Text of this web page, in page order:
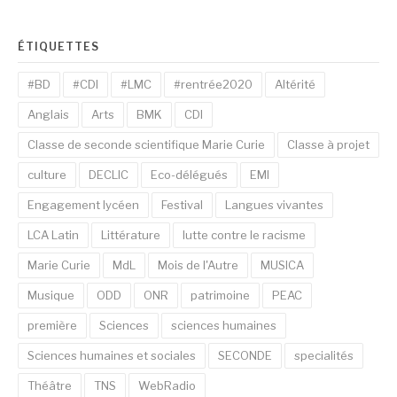
ÉTIQUETTES
#BD #CDI #LMC #rentrée2020 Altérité
Anglais Arts BMK CDI
Classe de seconde scientifique Marie Curie Classe à projet
culture DECLIC Eco-délégués EMI
Engagement lycéen Festival Langues vivantes
LCA Latin Littérature lutte contre le racisme
Marie Curie MdL Mois de l'Autre MUSICA
Musique ODD ONR patrimoine PEAC
première Sciences sciences humaines
Sciences humaines et sociales SECONDE specialités
Théâtre TNS WebRadio